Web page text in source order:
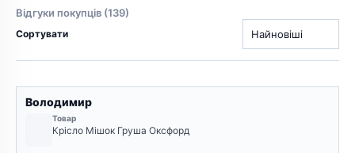
Відгуки покупців (139)
Сортувати
Володимир
Товар
Крісло Мішок Груша Оксфорд